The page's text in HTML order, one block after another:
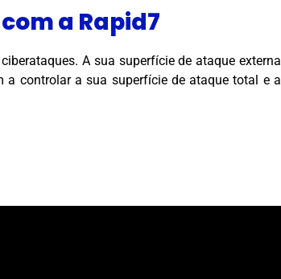
a Rapid7
A sua superfície de ataque externa
a controlar a sua superfície de ataque total e a